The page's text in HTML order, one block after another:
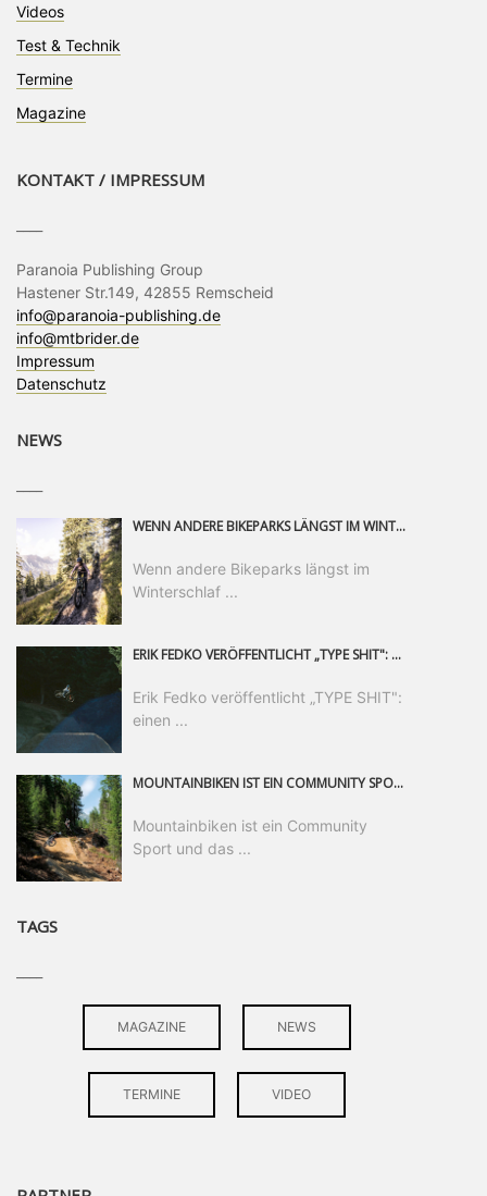
Videos
Test & Technik
Termine
Magazine
KONTAKT / IMPRESSUM
Paranoia Publishing Group
Hastener Str.149, 42855 Remscheid
info@paranoia-publishing.de
info@mtbrider.de
Impressum
Datenschutz
NEWS
WENN ANDERE BIKEPARKS LÄNGST IM WINTERSCHLAF SIND, IST MAN IN SAALFELDEN LEOGANG IMMER NOCH AM MOUNTAINBIKEN. IST DER HERBST DIE SCHÖNSTE ZEIT DES JAHRES? AUF DEN TRAILS RUND UM SAALFELDEN LEOGANG UND IM EPIC BIKEPARK LEOGANG IST ER DAS AUF JEDEN FALL – UND DIE GEFÜHLT DIE LÄNGSTE NOCH DAZU. NOCH BIS MINDESTENS 8. NOVEMBER STEHT DAS PINZGAUER MOUNTAINBIKE-PARADIES ALLEN RIDERN OFFEN, DIE EINFACH NICHT GENUG KRIEGEN KÖNNEN. DABEI HÄLT DIE GOLDENE JAHRESZEIT IN SAALFELDEN LEOGANG WEIT MEHR ALS LINES, TRAILS UND HERBSTPANORAMEN BEREIT: MIT DEM BIKE FESTIVAL, VERSCHIEDENEN LADIES SHRED EVENTS UND EINEM DIE GESAMTE SAISON ANDAUERNDEN PHOTO CONTEST ZUM 25-JÄHRIGEN BIKEPARK-JUBILÄUM GIBT ES RUND UM ÖSTERREICHS ÄLTESTEN BIKEPARK EINIGES ZU ERLEBEN.
Wenn andere Bikeparks längst im
Winterschlaf ...
ERIK FEDKO VERÖFFENTLICHT „TYPE SHIT": EINEN 23-MINÜTIGEN MOUNTAINBIKE-FILM, ÜBER DREI JAHRE RUND UM DIE WELT GEDREHT. ZEITGLEICH LAUNCHT ER DIE GLEICHNAMIGE KOLLEKTION SEINER BRAND TYPE. EIN SEGMENT DES FILMS ERSCHEINT SEPARAT AUF RED BULL BIKE.
Erik Fedko veröffentlicht „TYPE SHIT":
einen ...
MOUNTAINBIKEN IST EIN COMMUNITY SPORT UND DAS BEWEIST SICH IN DER BIKE REPUBLIC SÖLDEN GERADE EINDRUCKSVOLL AUF ALLEN LEVELN. FREERIDE PROFI, SHAPERIN UND FRISCH GEWÄHLTE SWATCH NINES MVP VERO SANDLER IST BEGEISTERT VON DER VIELFALT DER BIKE DESTINATION, DER NEUEN JUMPLINE UND PLÄDIERT FÜR MUT BEI (FRAUEN) COMMUNITIES. VERO UND IHR VERLOBTER SAM HODGES VERBRINGEN MEHRERE MONATE IN DER BIKE REPUBLIC UND LASSEN UNS DARAN TEILHABEN. UM COMMUNITY GEHT ES AUCH BEI DER PARTNERSCHAFT ZWISCHEN SÖLDEN UND DEM NEUEN RIDERS PARK DONOVALY IN DER SLOWAKEI: DER DORTIGE TOURISMUSDIREKTOR JIRI PEC IST ÜBERZEUGT: VON MEHR BIKEPARKS PROFITIERT DIE GANZE MTB-SZENE – UND MIT DOMINIK LINSER, GESCHÄFTSFÜHRER DER BRS, HAT ER DAMIT DEN PERFEKTEN PARTNER GEFUNDEN.
Mountainbiken ist ein Community
Sport und das ...
TAGS
MAGAZINE NEWS
TERMINE VIDEO